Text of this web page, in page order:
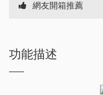
網友開箱推薦
功能描述